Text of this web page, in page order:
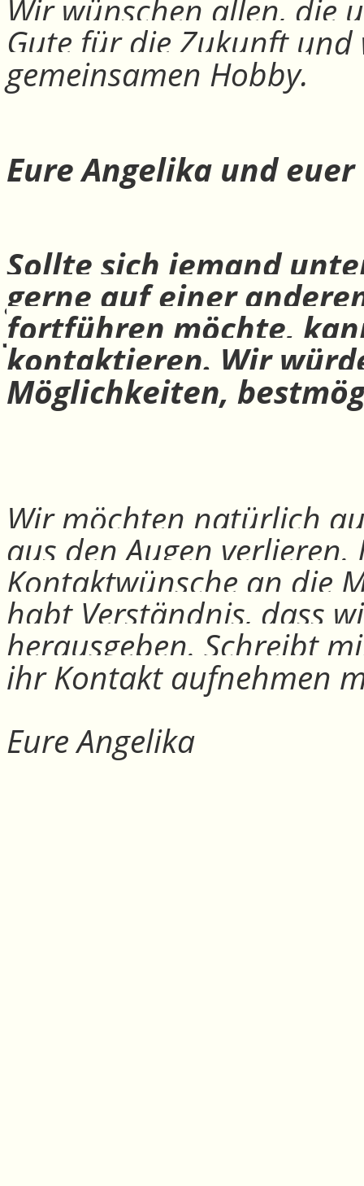
Wir wünschen allen, die
Gute für die Zukunft
gemeinsamen Hobby.
Eure Angelika und
Sollte sich jemand
gerne auf einer
fortführen möchte,
kontaktieren. Wir
Möglichkeiten,
Wir möchten natürlich
aus den Augen
Kontaktwünsche an die
habt Verständnis, dass
herausgeben. Schreibt
ihr Kontakt aufnehmen
Eure Angelika